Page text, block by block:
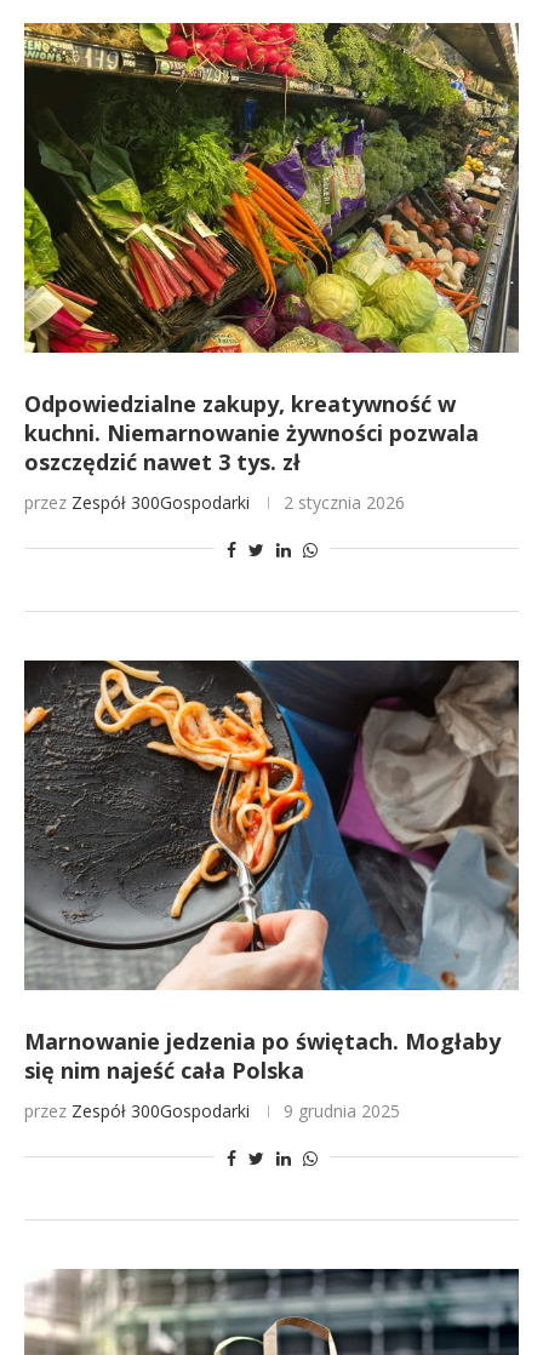
Odpowiedzialne zakupy, kreatywność w
kuchni. Niemarnowanie żywności pozwala
oszczędzić nawet 3 tys. zł
przez Zespół 300Gospodarki 2 stycznia 2026
Marnowanie jedzenia po świętach. Mogłaby
się nim najeść cała Polska
przez Zespół 300Gospodarki 9 grudnia 2025